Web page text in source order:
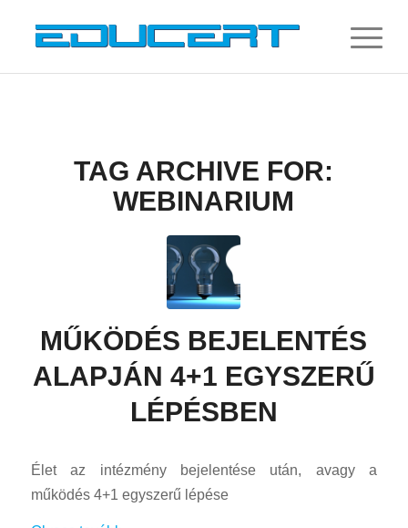
TAG ARCHIVE FOR:
WEBINARIUM
MŰKÖDÉS BEJELENTÉS
ALAPJÁN 4+1 EGYSZERŰ
LÉPÉSBEN
Élet az intézmény bejelentése után, avagy a
működés 4+1 egyszerű lépése